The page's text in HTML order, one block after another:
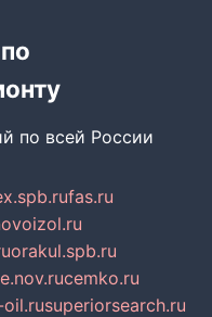
по всей России
fas.ru
orakul.spb.ru
cemko.ru
superiorsearch.ru